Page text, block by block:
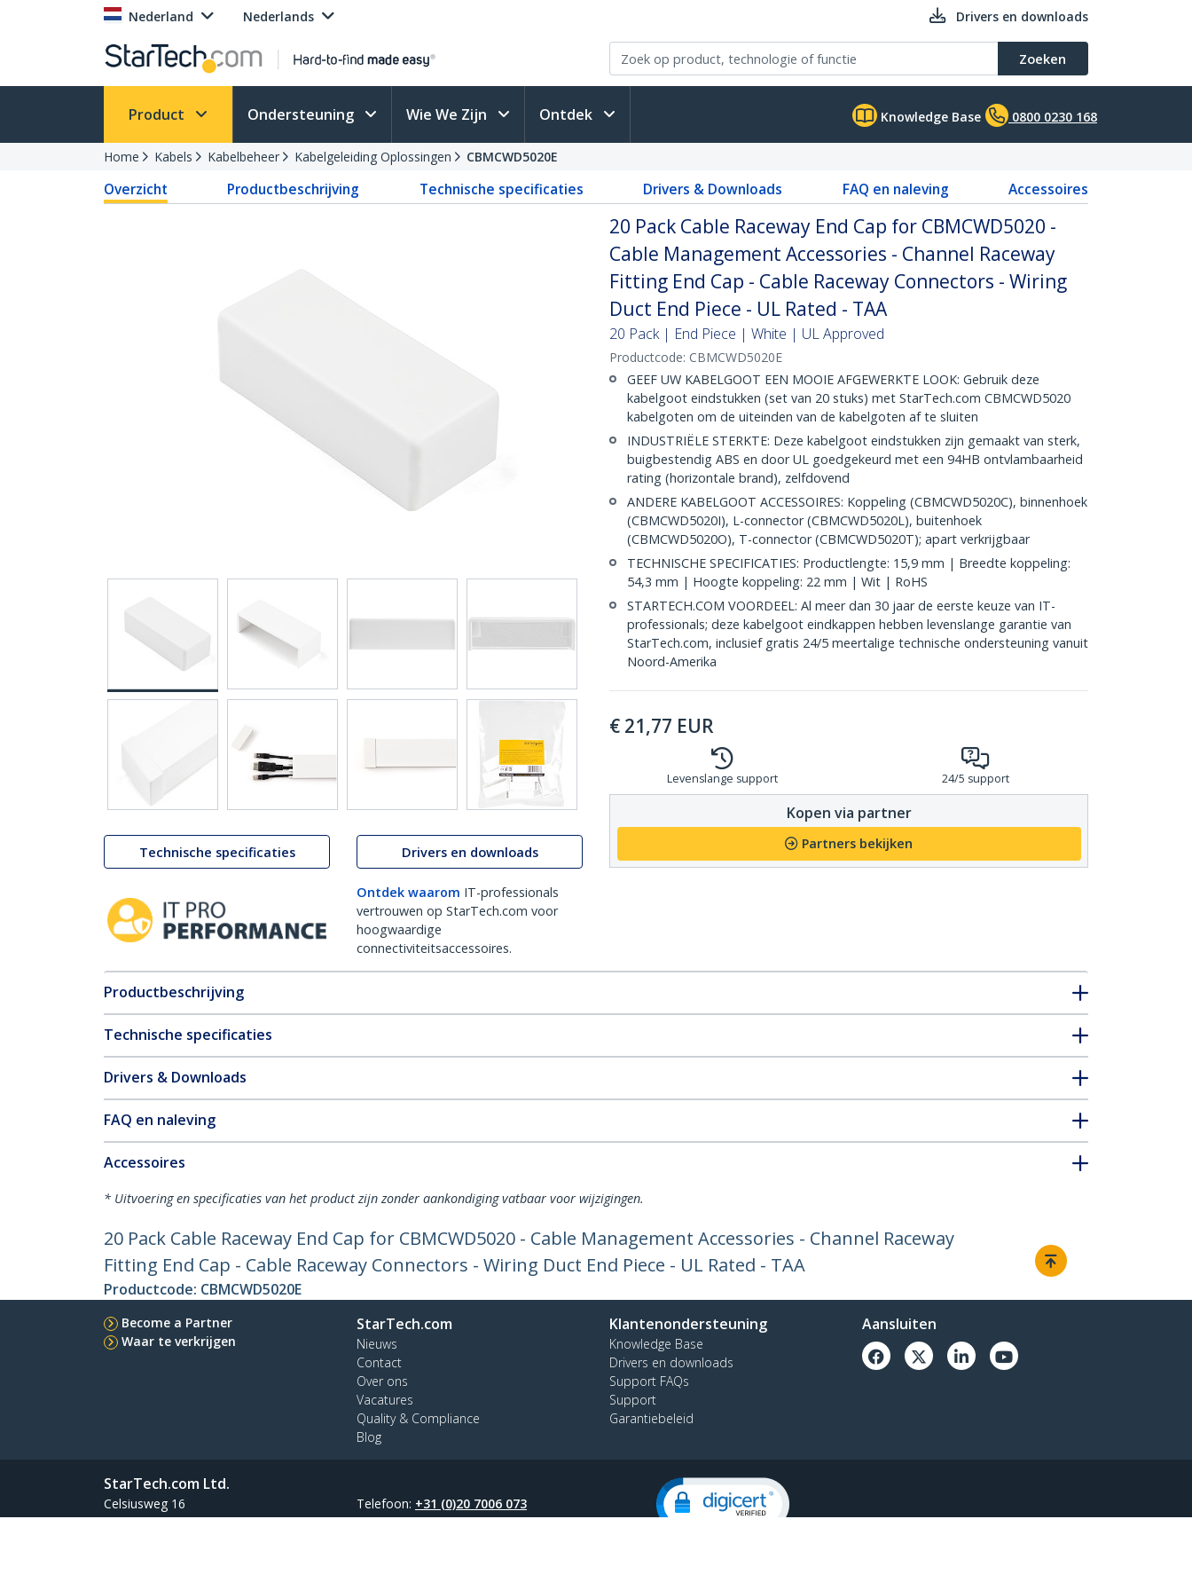
Nederland Nederlands Drivers en downloads
Zoeken
Product Ondersteuning Wie We Zijn Ontdek Knowledge Base 0800 0230 168
Home Kabels Kabelbeheer Kabelgeleiding Oplossingen CBMCWD5020E
Overzicht Productbeschrijving Technische specificaties Drivers & Downloads FAQ en naleving Accessoires
Technische specificaties Drivers en downloads
Ontdek waarom IT-professionals
vertrouwen op StarTech.com voor
hoogwaardige
connectiviteitsaccessoires.
20 Pack Cable Raceway End Cap for CBMCWD5020 -
Cable Management Accessories - Channel Raceway
Fitting End Cap - Cable Raceway Connectors - Wiring
Duct End Piece - UL Rated - TAA
20 Pack | End Piece | White | UL Approved
Productcode: CBMCWD5020E
GEEF UW KABELGOOT EEN MOOIE AFGEWERKTE LOOK: Gebruik deze
kabelgoot eindstukken (set van 20 stuks) met StarTech.com CBMCWD5020
kabelgoten om de uiteinden van de kabelgoten af te sluiten
INDUSTRIËLE STERKTE: Deze kabelgoot eindstukken zijn gemaakt van sterk,
buigbestendig ABS en door UL goedgekeurd met een 94HB ontvlambaarheid
rating (horizontale brand), zelfdovend
ANDERE KABELGOOT ACCESSOIRES: Koppeling (CBMCWD5020C), binnenhoek
(CBMCWD5020I), L-connector (CBMCWD5020L), buitenhoek
(CBMCWD5020O), T-connector (CBMCWD5020T); apart verkrijgbaar
TECHNISCHE SPECIFICATIES: Productlengte: 15,9 mm | Breedte koppeling:
54,3 mm | Hoogte koppeling: 22 mm | Wit | RoHS
STARTECH.COM VOORDEEL: Al meer dan 30 jaar de eerste keuze van IT-
professionals; deze kabelgoot eindkappen hebben levenslange garantie van
StarTech.com, inclusief gratis 24/5 meertalige technische ondersteuning vanuit
Noord-Amerika
€ 21,77 EUR
Levenslange support 24/5 support
Kopen via partner
Partners bekijken
Productbeschrijving
Technische specificaties
Drivers & Downloads
FAQ en naleving
Accessoires
* Uitvoering en specificaties van het product zijn zonder aankondiging vatbaar voor wijzigingen.
20 Pack Cable Raceway End Cap for CBMCWD5020 - Cable Management Accessories - Channel Raceway
Fitting End Cap - Cable Raceway Connectors - Wiring Duct End Piece - UL Rated - TAA
Productcode: CBMCWD5020E
Become a Partner
Waar te verkrijgen
StarTech.com
Nieuws
Contact
Over ons
Vacatures
Quality & Compliance
Blog
Klantenondersteuning
Knowledge Base
Drivers en downloads
Support FAQs
Support
Garantiebeleid
Aansluiten
StarTech.com Ltd.
Celsiusweg 16
5928 PR Venlo
Telefoon: +31 (0)20 7006 073
Kosteloos:0800 0230 168